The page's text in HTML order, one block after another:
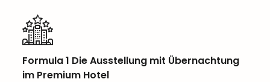
Formula 1 Die Ausstellung mit Übernachtung
im Premium Hotel